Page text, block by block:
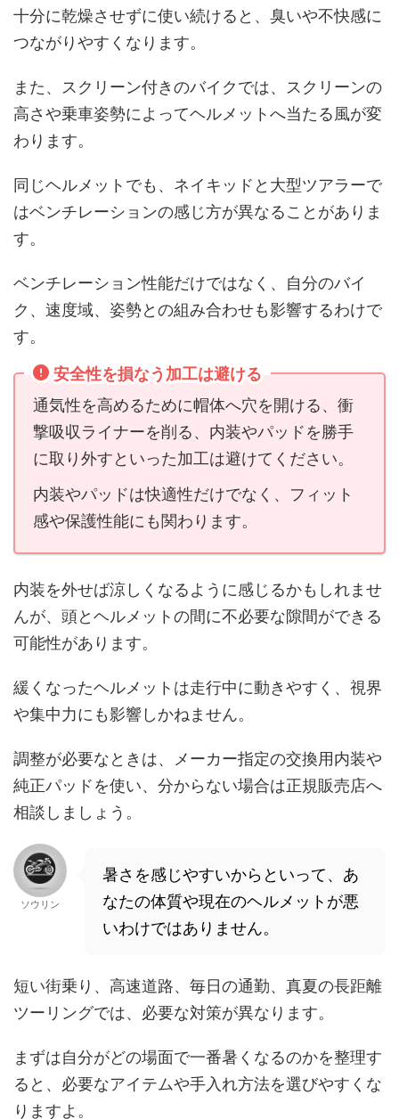
十分に乾燥させずに使い続けると、臭いや不快感に
つながりやすくなります。
また、スクリーン付きのバイクでは、スクリーンの
高さや乗車姿勢によってヘルメットへ当たる風が変
わります。
同じヘルメットでも、ネイキッドと大型ツアラーで
はベンチレーションの感じ方が異なることがありま
す。
ベンチレーション性能だけではなく、自分のバイ
ク、速度域、姿勢との組み合わせも影響するわけで
す。
安全性を損なう加工は避ける
通気性を高めるために帽体へ穴を開ける、衝
撃吸収ライナーを削る、内装やパッドを勝手
に取り外すといった加工は避けてください。
内装やパッドは快適性だけでなく、フィット
感や保護性能にも関わります。
内装を外せば涼しくなるように感じるかもしれませ
んが、頭とヘルメットの間に不必要な隙間ができる
可能性があります。
緩くなったヘルメットは走行中に動きやすく、視界
や集中力にも影響しかねません。
調整が必要なときは、メーカー指定の交換用内装や
純正パッドを使い、分からない場合は正規販売店へ
相談しましょう。
ソウリン
暑さを感じやすいからといって、あ
なたの体質や現在のヘルメットが悪
いわけではありません。
短い街乗り、高速道路、毎日の通勤、真夏の長距離
ツーリングでは、必要な対策が異なります。
まずは自分がどの場面で一番暑くなるのかを整理す
ると、必要なアイテムや手入れ方法を選びやすくな
りますよ。